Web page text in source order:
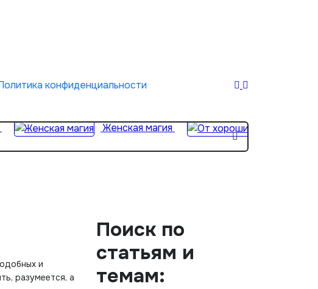
конфиденциальности
Женская магия
и
разумеется, а
Поиск по
статьям и
темам: